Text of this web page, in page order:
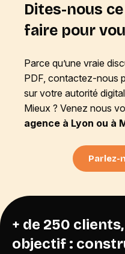
Dites-nous
faire pour
Parce qu’une vraie
PDF, contactez-nous
sur votre autorité
Mieux ? Venez nous
agence à Lyon ou à
Parlez-
+ de 250
objectif :